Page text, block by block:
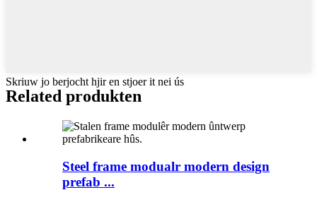
Skriuw jo berjocht hjir en stjoer it nei ús
Related produkten
Steel frame modualr modern design
prefab ...